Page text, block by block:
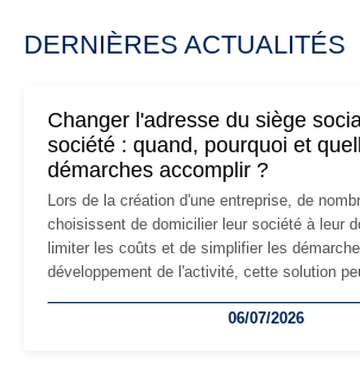
DERNIÈRES ACTUALITÉS
Changer l'adresse du siège
société : quand, pourquoi et
démarches accomplir ?
Lors de la création d'une entreprise, de
choisissent de domicilier leur société à leur
limiter les coûts et de simplifier les
développement de l'activité, cette solution
professionnels, recrutement, image de
06/07/2026